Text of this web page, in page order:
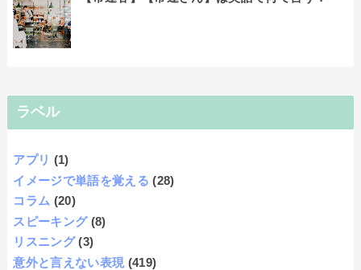
ラベル
アプリ (1)
イメージで単語を覚える (28)
コラム (20)
スピーキング (8)
リスニング (3)
意外と言えない表現 (419)